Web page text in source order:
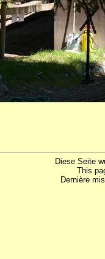
Diese Seite
This
Dernière